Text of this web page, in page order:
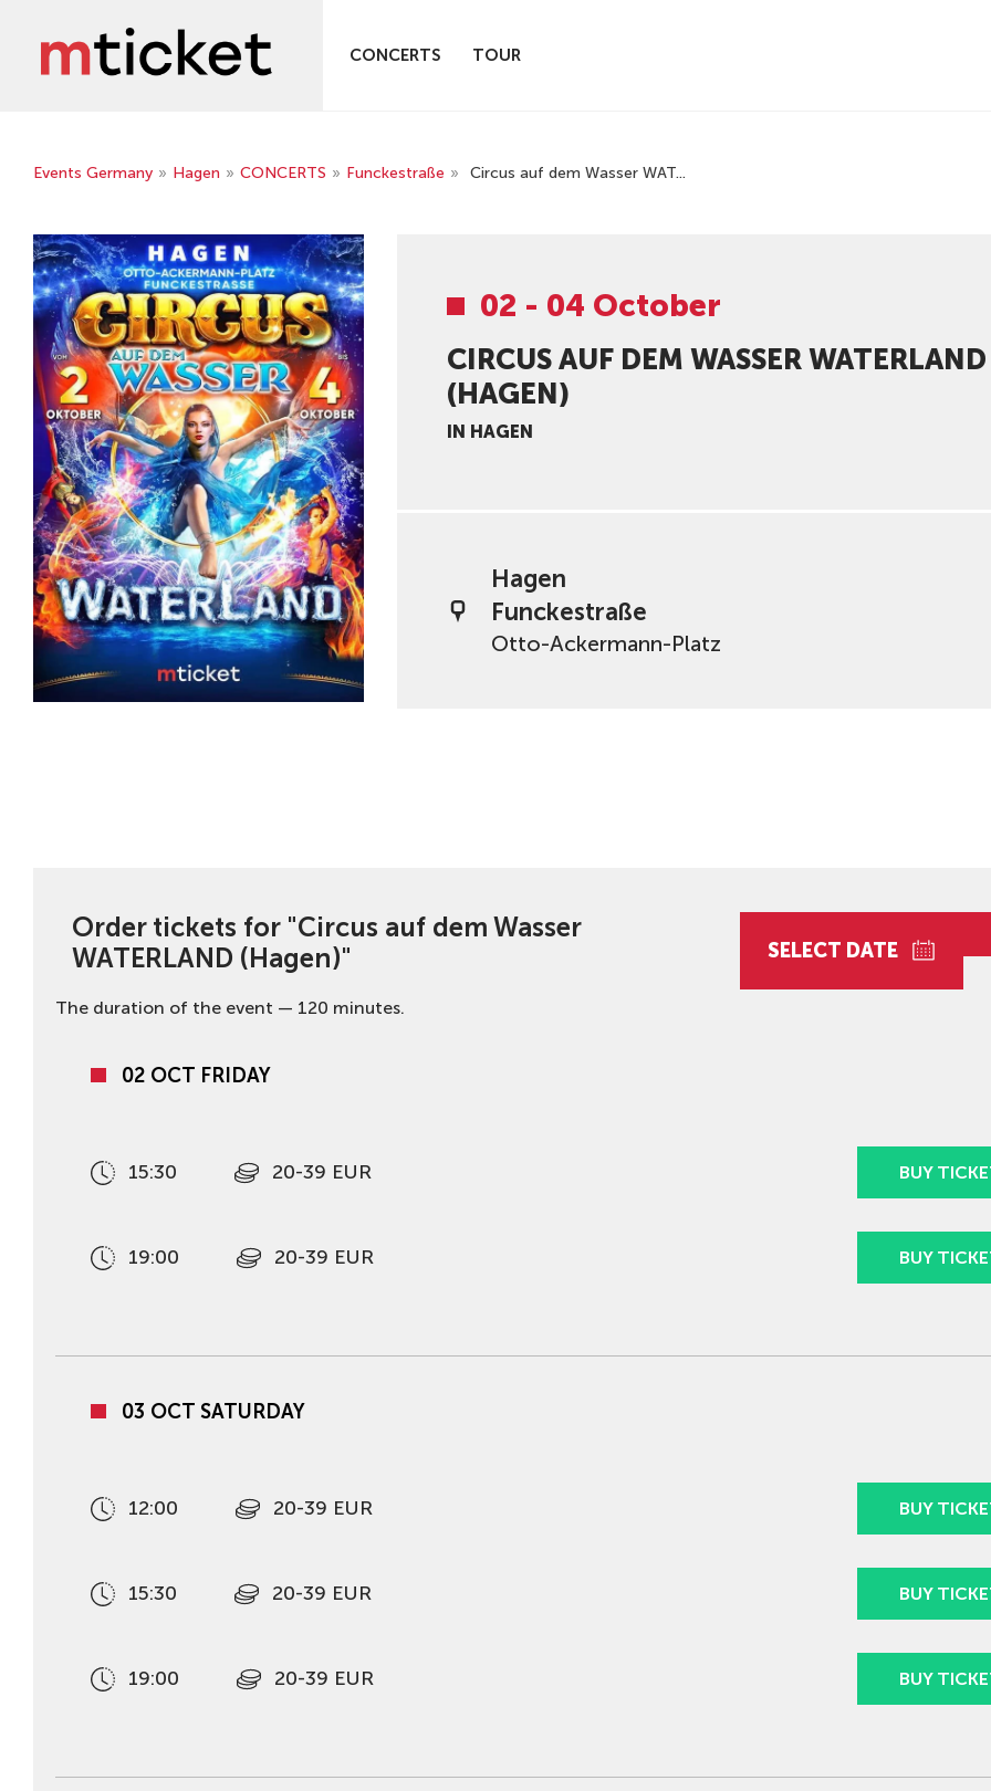
CONCERTS TOUR
Events Germany » Hagen » CONCERTS » Funckestraße » Circus auf dem Wasser WAT...
02 - 04 October
CIRCUS AUF DEM WASSER WATERLAND
(HAGEN)
IN HAGEN
Hagen
Funckestraße
Otto-Ackermann-Platz
Order tickets for "Circus auf dem Wasser
WATERLAND (Hagen)"
SELECT DATE
The duration of the event — 120 minutes.
02 OCT FRIDAY
15:30 20-39 EUR BUY
19:00 20-39 EUR BUY
03 OCT SATURDAY
12:00 20-39 EUR BUY
15:30 20-39 EUR BUY
19:00 20-39 EUR BUY